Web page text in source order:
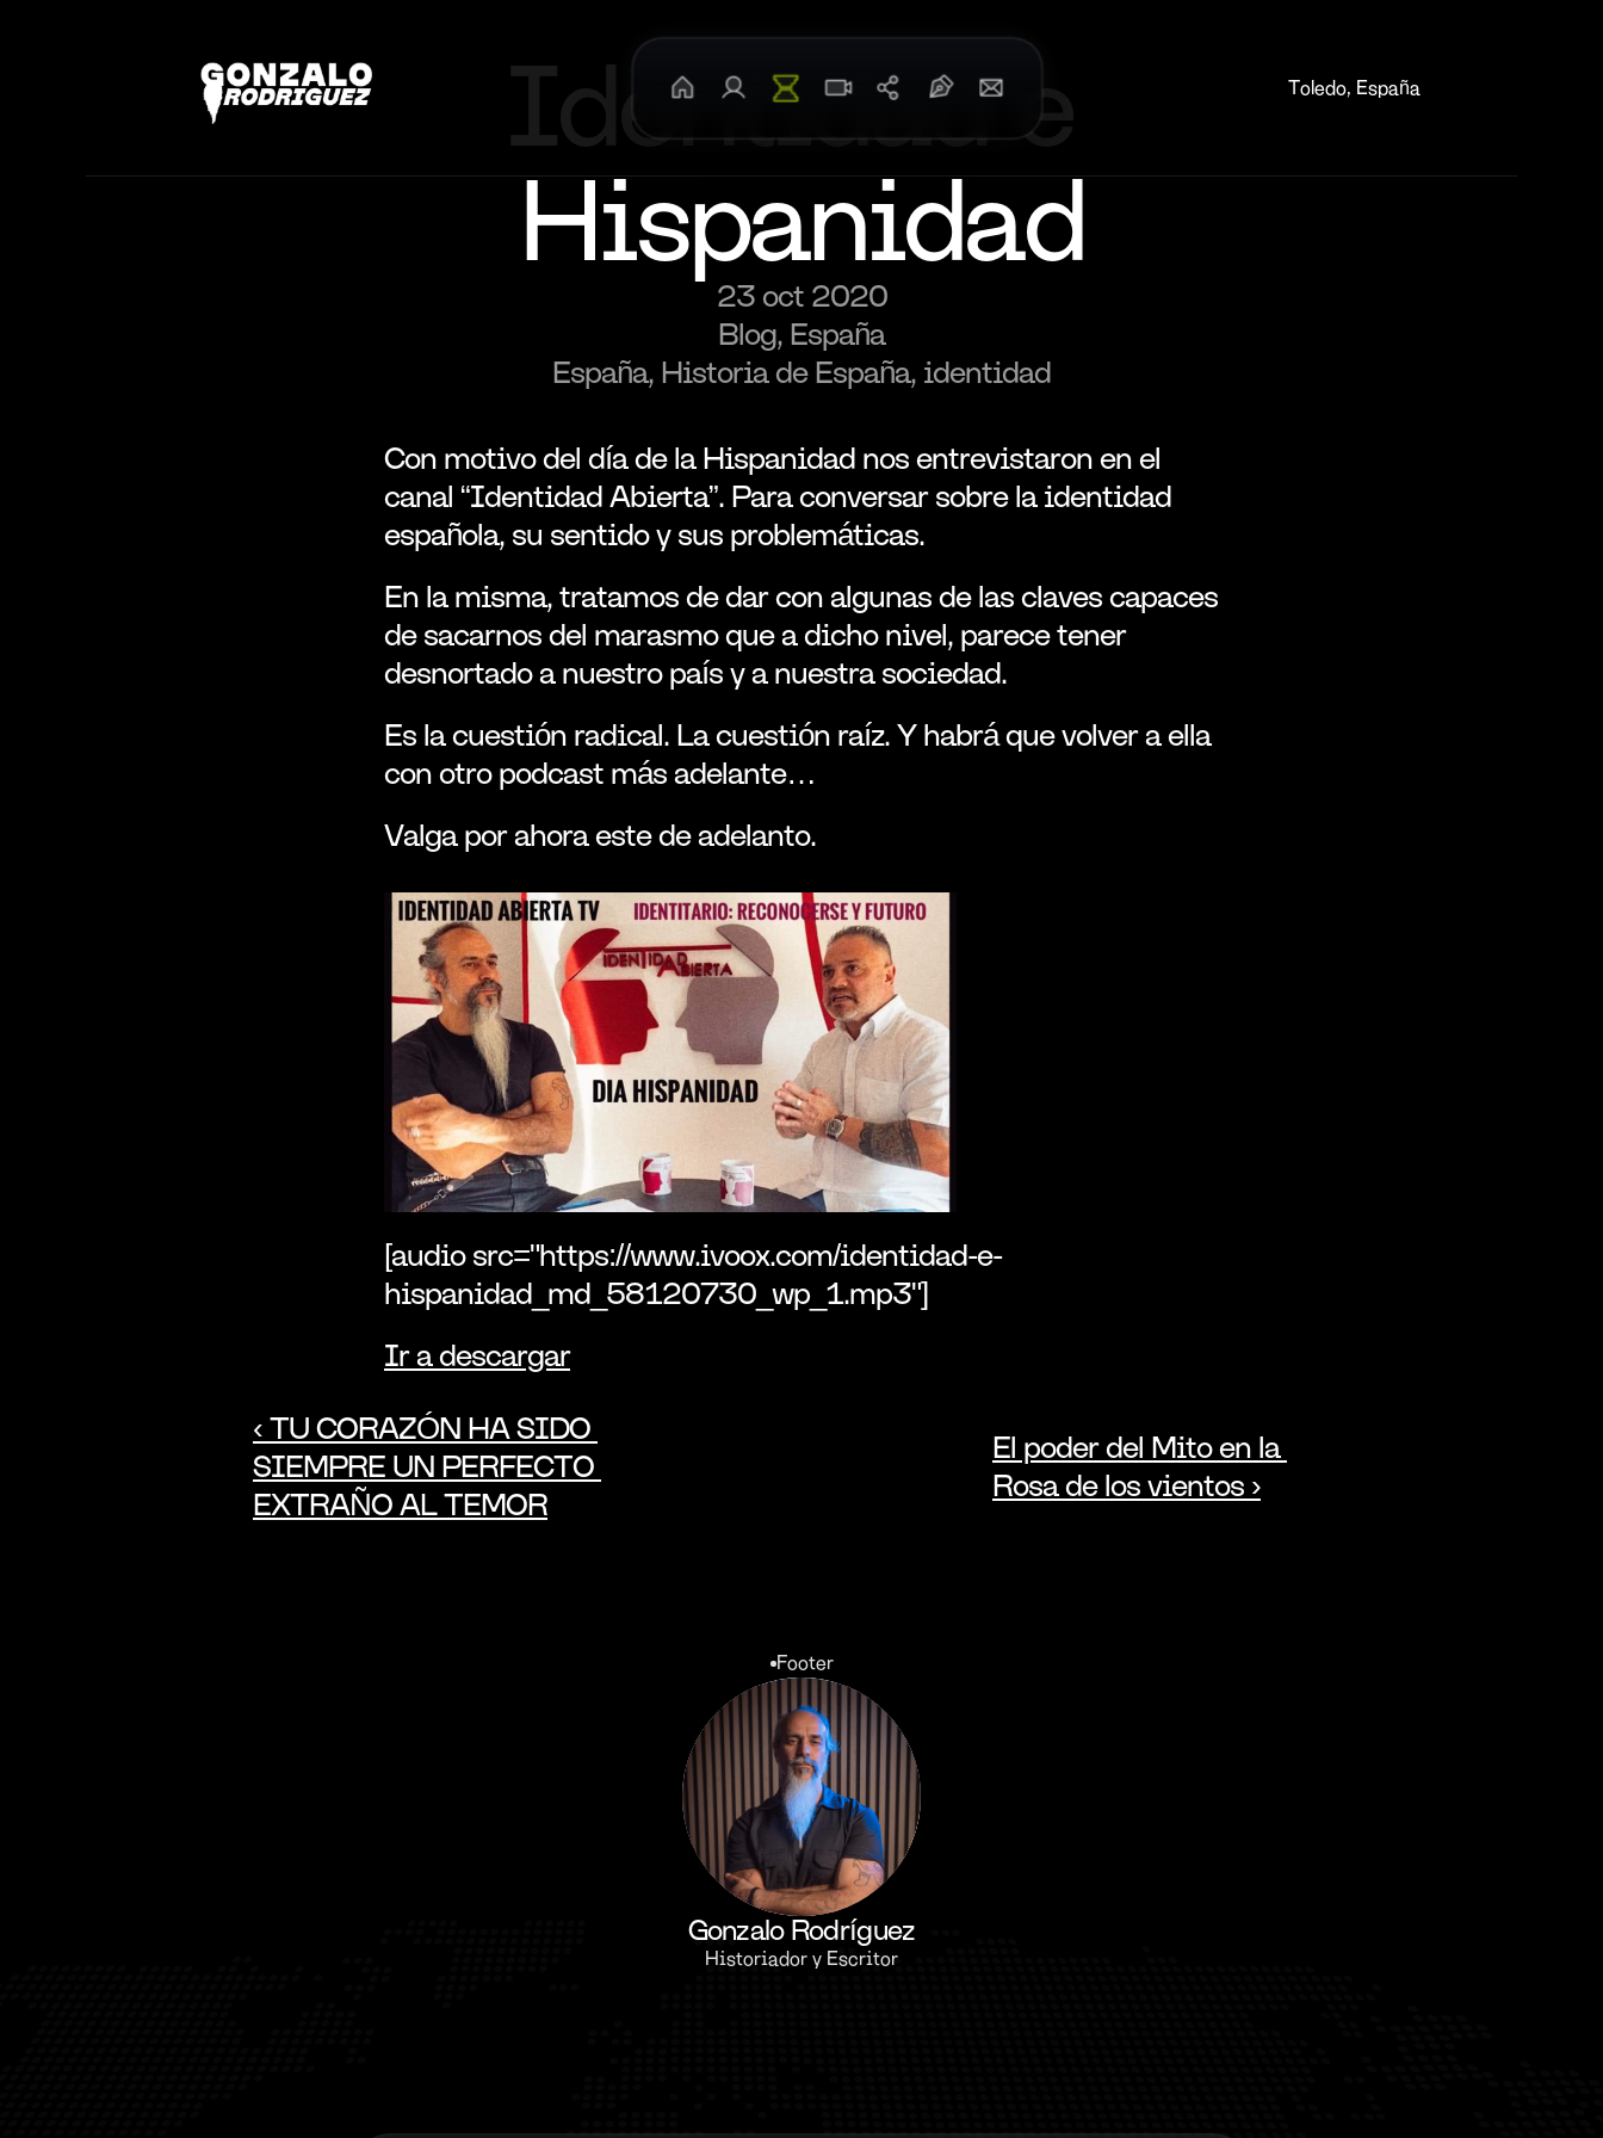
InicioSobre MíTheNombaEntrevistas
Redes Sociales
Blog: Forja y Espada
Contact
Toledo, España
Identidad e
Hispanidad
23 oct 2020
Blog, España
España, Historia de España, identidad
Con motivo del día de la Hispanidad nos entrevistaron en el
canal “Identidad Abierta”. Para conversar sobre la identidad
española, su sentido y sus problemáticas.
En la misma, tratamos de dar con algunas de las claves capaces
de sacarnos del marasmo que a dicho nivel, parece tener
desnortado a nuestro país y a nuestra sociedad.
Es la cuestión radical. La cuestión raíz. Y habrá que volver a ella
con otro podcast más adelante…
Valga por ahora este de adelanto.
[audio src="https://www.ivoox.com/identidad-e-
hispanidad_md_58120730_wp_1.mp3"]
Ir a descargar
‹ TU CORAZÓN HA SIDO
SIEMPRE UN PERFECTO
EXTRAÑO AL TEMOR
El poder del Mito en la
Rosa de los vientos ›
Footer
Gonzalo Rodríguez
Historiador y Escritor